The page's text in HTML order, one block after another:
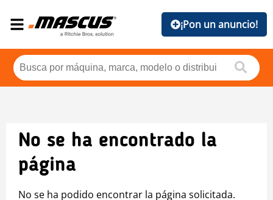
¡Pon un anuncio!
No se ha encontrado la
página
No se ha podido encontrar la página solicitada.